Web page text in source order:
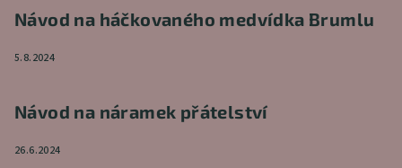
Návod na háčkovaného medvídka Brumlu
5.8.2024
Návod na náramek přátelství
26.6.2024